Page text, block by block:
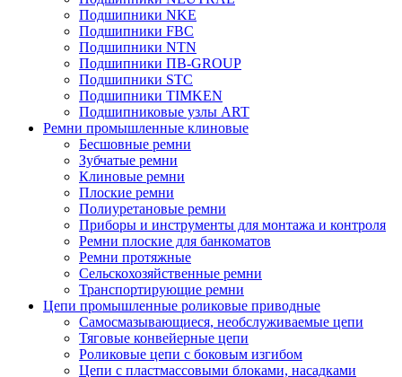
Подшипники NKE
Подшипники FBC
Подшипники NTN
Подшипники ПВ-GROUP
Подшипники STC
Подшипники TIMKEN
Подшипниковые узлы ART
Ремни промышленные клиновые
Бесшовные ремни
Зубчатые ремни
Клиновые ремни
Плоские ремни
Полиуретановые ремни
Приборы и инструменты для монтажа и контроля
Ремни плоские для банкоматов
Ремни протяжные
Сельскохозяйственные ремни
Транспортирующие ремни
Цепи промышленные роликовые приводные
Самосмазывающиеся, необслуживаемые цепи
Тяговые конвейерные цепи
Роликовые цепи с боковым изгибом
Цепи с пластмассовыми блоками, насадками